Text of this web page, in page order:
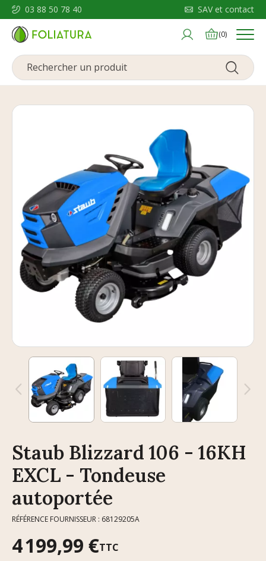
03 88 50 78 40 SAV et contact
(0) Menu
Staub Blizzard 106 - 16KH
EXCL - Tondeuse
autoportée
RÉFÉRENCE FOURNISSEUR : 68129205A
4 199,99 €TTC